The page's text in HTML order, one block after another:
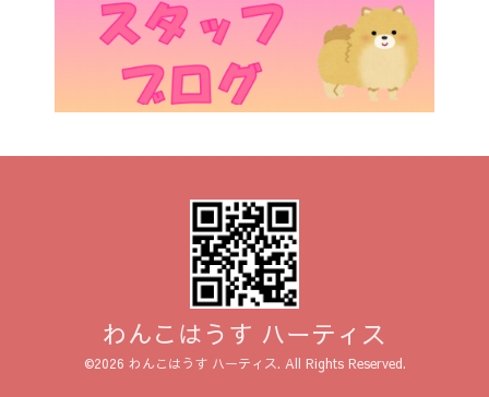
わんこはうす ハーティス
©2026 わんこはうす ハーティス. All Rights Reserved.